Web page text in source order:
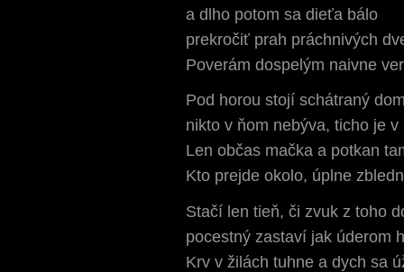
a dlho potom sa dieťa bálo
prekročiť prah práchnivých
Poverám dospelým naivne
Pod horou stojí schátraný
nikto v ňom nebýva, ticho je v
Len občas mačka a potkan
Kto prejde okolo, úplne
Stačí len tieň, či zvuk z toho
pocestný zastaví jak úderom
Krv v žilách tuhne a dych sa